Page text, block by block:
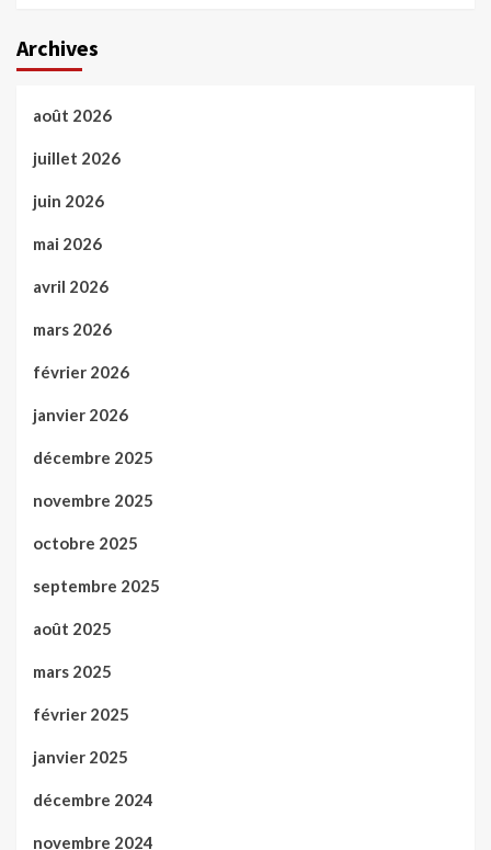
Archives
août 2026
juillet 2026
juin 2026
mai 2026
avril 2026
mars 2026
février 2026
janvier 2026
décembre 2025
novembre 2025
octobre 2025
septembre 2025
août 2025
mars 2025
février 2025
janvier 2025
décembre 2024
novembre 2024